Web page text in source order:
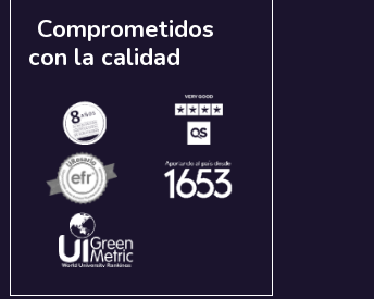
Comprometidos
con la calidad